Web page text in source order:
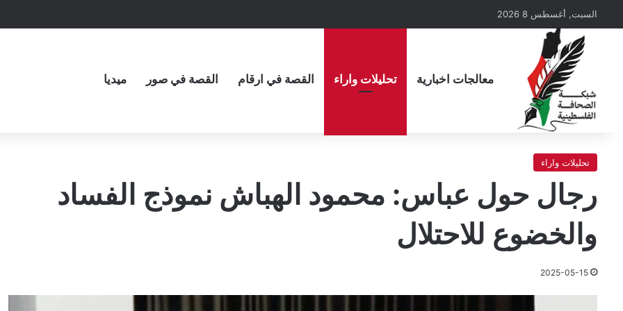
السبت, أغسطس 8 2026
معالجات اخبارية تحليلات واراء القصة في ارقام القصة في صور ميديا
تحليلات واراء
رجال حول عباس: محمود الهباش نموذج الفساد
والخضوع للاحتلال
2025-05-15